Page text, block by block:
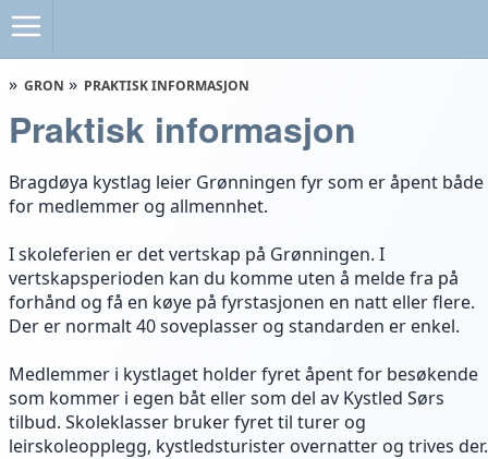
GRON PRAKTISK INFORMASJON
Praktisk informasjon
Bragdøya kystlag leier Grønningen fyr som er åpent både
for medlemmer og allmennhet.
I skoleferien er det vertskap på Grønningen. I
vertskapsperioden kan du komme uten å melde fra på
forhånd og få en køye på fyrstasjonen en natt eller flere.
Der er normalt 40 soveplasser og standarden er enkel.
Medlemmer i kystlaget holder fyret åpent for besøkende
som kommer i egen båt eller som del av Kystled Sørs
tilbud. Skoleklasser bruker fyret til turer og
leirskoleopplegg, kystledsturister overnatter og trives der.